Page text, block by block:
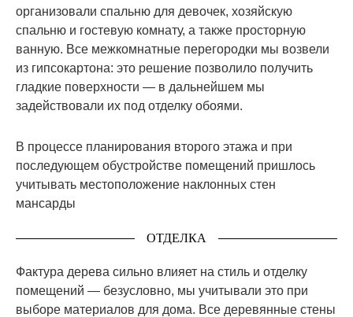
организовали спальню для девочек, хозяйскую
спальню и гостевую комнату, а также просторную
ванную. Все межкомнатные перегородки мы возвели
из гипсокартона: это решение позволило получить
гладкие поверхности — в дальнейшем мы
задействовали их под отделку обоями.
В процессе планирования второго этажа и при
последующем обустройстве помещений пришлось
учитывать местоположение наклонных стен
мансарды
ОТДЕЛКА
Фактура дерева сильно влияет на стиль и отделку
помещений — безусловно, мы учитывали это при
выборе материалов для дома. Все деревянные стены